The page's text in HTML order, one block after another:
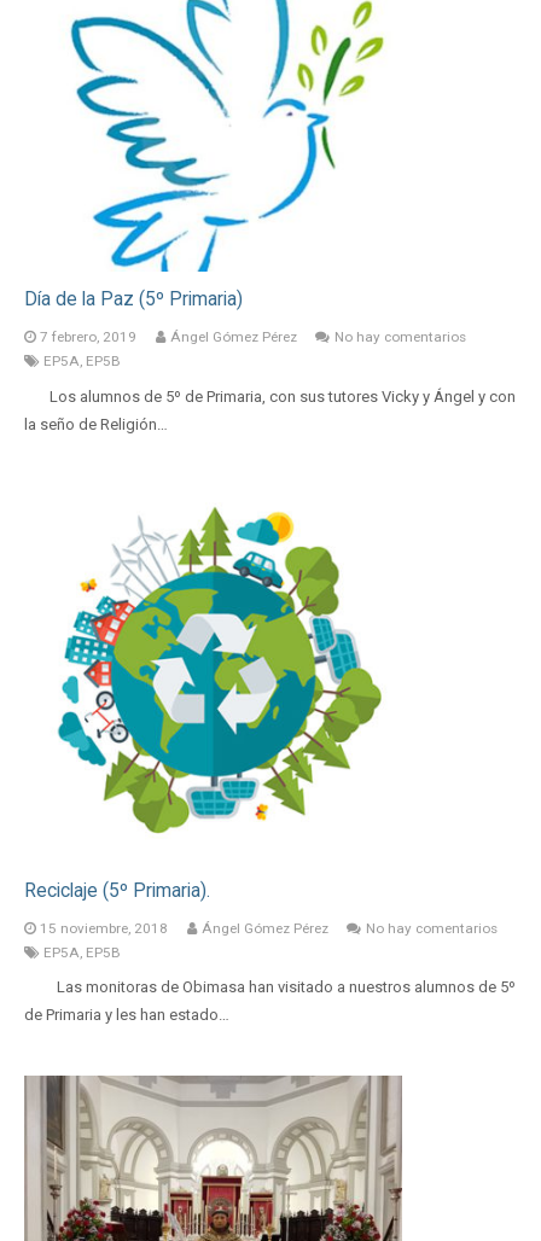
Día de la Paz (5º Primaria)
7 febrero, 2019 Ángel Gómez Pérez
No hay comentarios
EP5A, EP5B
Los alumnos de 5º de Primaria, con sus tutores Vicky y Ángel y con
la seño de Religión…
Reciclaje (5º Primaria).
15 noviembre, 2018 Ángel Gómez Pérez
No hay comentarios
EP5A EP5B
Las monitoras de Obimasa han visitado a nuestros alumnos de 5º
de Primaria y les han estado…